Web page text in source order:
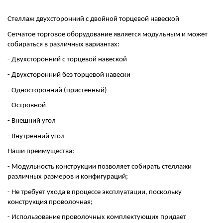
Стеллаж двухсторонний с двойной торцевой навеской
Сетчатое торговое оборудование является модульным и может
собираться в различных вариантах:
- Двухсторонний с торцевой навеской
- Двухсторонний без торцевой навески
- Односторонний (пристенный)
- Островной
- Внешний угол
- Внутренний угол
Наши преимущества:
- Модульность конструкции позволяет собирать стеллажи
различных размеров и конфигураций;
- Не требует ухода в процессе эксплуатации, поскольку
конструкция проволочная;
- Использование проволочных комплектующих придает